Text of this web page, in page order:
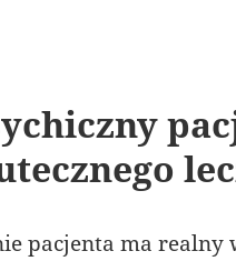
pacjenta ma realny